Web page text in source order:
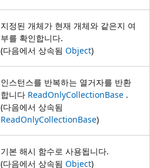
지정된 개체가 현재 개체와 같은지 여
부를 확인합니다.
(다음에서 상속됨 Object)
인스턴스를 반복하는 열거자를 반환
합니다 ReadOnlyCollectionBase .
(다음에서 상속됨
ReadOnlyCollectionBase)
기본 해시 함수로 사용됩니다.
(다음에서 상속됨 Object)